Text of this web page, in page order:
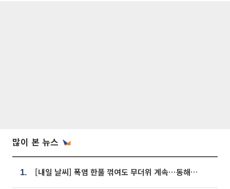
많이 본 뉴스
1. [내일 날씨] 폭염 한풀 꺾여도 무더위 계속⋯동해안 이틀 연속 비